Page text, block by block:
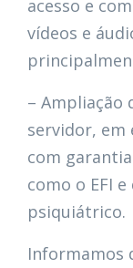
acesso e
vídeos e
– Ampliação
servidor, em
com
como o EFI
psiquiátrico.
Informamos